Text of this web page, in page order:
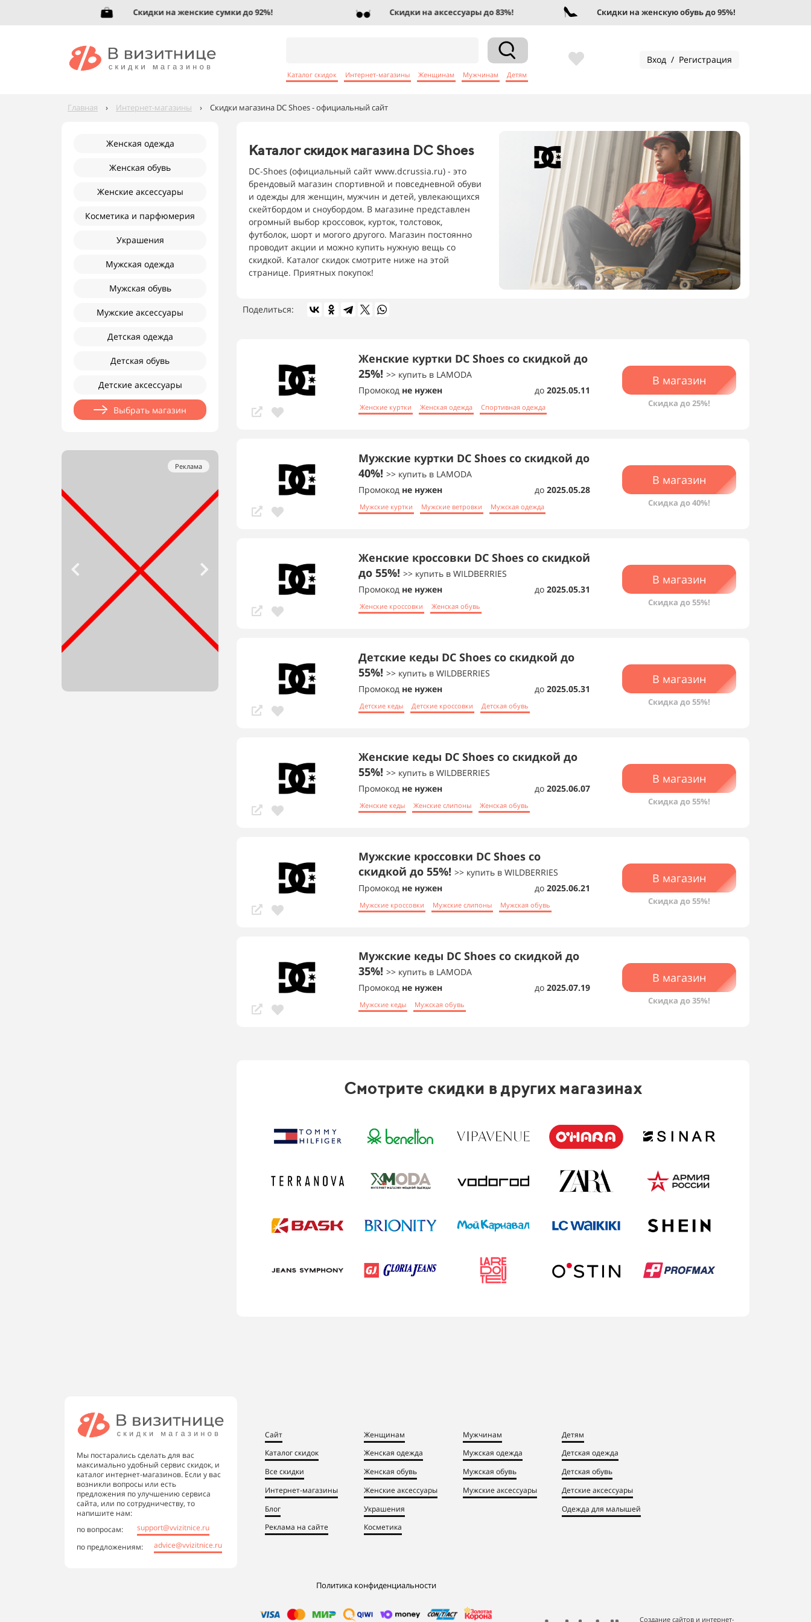
Скидки на женские сумки до 92%! Скидки на аксессуары до 83%! Скидки на женскую обувь до 95%!
Каталог скидок Интернет-магазины Женщинам Мужчинам Детям
Вход / Регистрация
Главная › Интернет-магазины › Скидки магазина DC Shoes - официальный сайт
Женская одежда
Женская обувь
Женские аксессуары
Косметика и парфюмерия
Украшения
Мужская одежда
Мужская обувь
Мужские аксессуары
Детская одежда
Детская обувь
Детские аксессуары
Выбрать магазин
Реклама
Каталог скидок магазина DC Shoes
DC-Shoes (официальный сайт www.dcrussia.ru) - это
брендовый магазин спортивной и повседневной обуви
и одежды для женщин, мужчин и детей, увлекающихся
скейтбордом и сноубордом. В магазине представлен
огромный выбор кроссовок, курток, толстовок,
футболок, шорт и могого другого. Магазин постоянно
проводит акции и можно купить нужную вещь со
скидкой. Каталог скидок смотрите ниже на этой
странице. Приятных покупок!
Скидки магазина
Поделиться:
Женские куртки DC Shoes со скидкой до
25%! >> купить в LAMODA
Промокод не нужен до 2025.05.11
Женские куртки Женская одежда Спортивная одежда
В магазин
Скидка до 25%!
Мужские куртки DC Shoes со скидкой до
40%! >> купить в LAMODA
Промокод не нужен до 2025.05.28
Мужские куртки Мужские ветровки Мужская одежда
В магазин
Скидка до 40%!
Женские кроссовки DC Shoes со скидкой
до 55%! >> купить в WILDBERRIES
Промокод не нужен до 2025.05.31
Женские кроссовки Женская обувь
В магазин
Скидка до 55%!
Детские кеды DC Shoes со скидкой до
55%! >> купить в WILDBERRIES
Промокод не нужен до 2025.05.31
Детские кеды Детские кроссовки Детская обувь
В магазин
Скидка до 55%!
Женские кеды DC Shoes со скидкой до
55%! >> купить в WILDBERRIES
Промокод не нужен до 2025.06.07
Женские кеды Женские слипоны Женская обувь
В магазин
Скидка до 55%!
Мужские кроссовки DC Shoes со
скидкой до 55%! >> купить в WILDBERRIES
Промокод не нужен до 2025.06.21
Мужские кроссовки Мужские слипоны Мужская обувь
В магазин
Скидка до 55%!
Мужские кеды DC Shoes со скидкой до
35%! >> купить в LAMODA
Промокод не нужен до 2025.07.19
Мужские кеды Мужская обувь
В магазин
Скидка до 35%!
Смотрите скидки в других магазинах
Мы постарались сделать для вас
максимально удобный сервис скидок, и
каталог интернет-магазинов. Если у вас
возникли вопросы или есть
предложения по улучшению сервиса
сайта, или по сотрудничеству, то
напишите нам:
по вопросам:
support@vvizitnice.ru
по предложениям:
advice@vvizitnice.ru
Сайт
Каталог скидок
Все скидки
Интернет-магазины
Блог
Реклама на сайте
Женщинам
Женская одежда
Женская обувь
Женские аксессуары
Украшения
Косметика
Мужчинам
Мужская одежда
Мужская обувь
Мужские аксессуары
Детям
Детская одежда
Детская обувь
Детские аксессуары
Одежда для малышей
Политика конфиденциальности
Создание сайтов и интернет-